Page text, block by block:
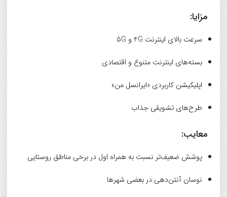
مزایا:
سرعت بالای اینترنت 4G و 5G
بسته‌های اینترنت متنوع و اقتصادی
اپلیکیشن کاربردی «ایرانسل من»
طرح‌های تشویقی جذاب
معایب:
پوشش ضعیف‌تر نسبت به همراه اول در برخی مناطق روستایی
نوسان آنتن‌دهی در بعضی شهرها